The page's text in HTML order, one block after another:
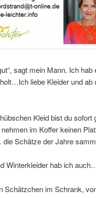
sagt mein Mann. Ich
liebe Kleider und
Kleid bist du
im Koffer keinen
Schätze der Jahre
Winterkleider hab ich
Schätzchen im Schrank,